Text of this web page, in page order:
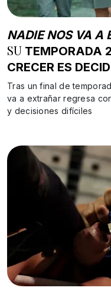
NADIE NOS VA A
SU TEMPORADA 2
CRECER ES
Tras un final de
va a extrañar regresa
y decisiones difíciles